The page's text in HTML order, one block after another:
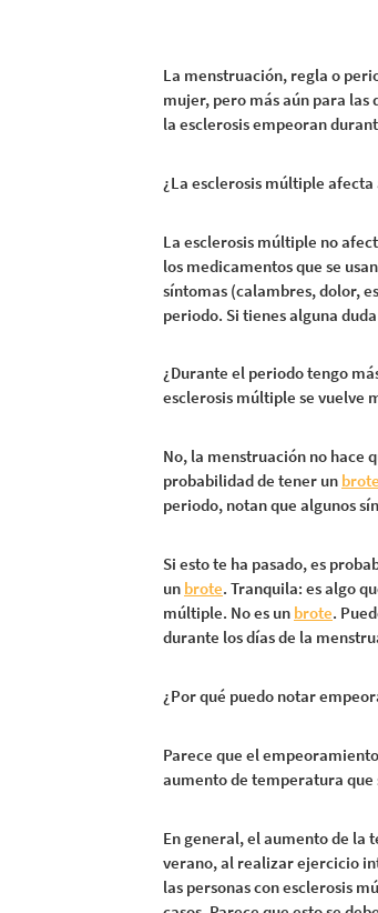
La menstruación, regla o
mujer, pero más aún para las
la esclerosis empeoran
¿La esclerosis múltiple
La esclerosis múltiple no
los medicamentos que se
síntomas (calambres, dolor,
periodo. Si tienes alguna
¿Durante el periodo tengo
esclerosis múltiple se vuelve
No, la menstruación no hace
probabilidad de tener un brote
periodo, notan que algunos
Si esto te ha pasado, es
un brote. Tranquila: es algo
múltiple. No es un brote.
durante los días de la
¿Por qué puedo notar
Parece que el
aumento de temperatura que
En general, el aumento de la
verano, al realizar ejercicio
las personas con esclerosis